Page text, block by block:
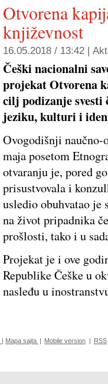
Otvorena
književnost
16.05.2018 / 13:42 |
Češki nacionalni
projekat Otvorena
cilj podizanje svesti
jeziku, kulturi i
Ovogodišnji naučno-
maja posetom
otvaranju je, pored
prisustvovala i
usledio obuhvatao je
na život pripadnika
prošlosti, tako i u
Projekat je i ove
Republike Češke u
nasleđu u
| Mapa sajta | Mobile version | RSS